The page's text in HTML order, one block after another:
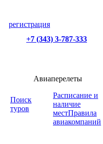
регистрация
+7 (343) 3-787-333
Поиск
туров
Авиаперелеты
Расписание и
наличие
местПравила
авиакомпаний